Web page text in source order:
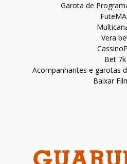
Garota de
Vera
Bet 7k
Acompanhantes e garotas
Baixar